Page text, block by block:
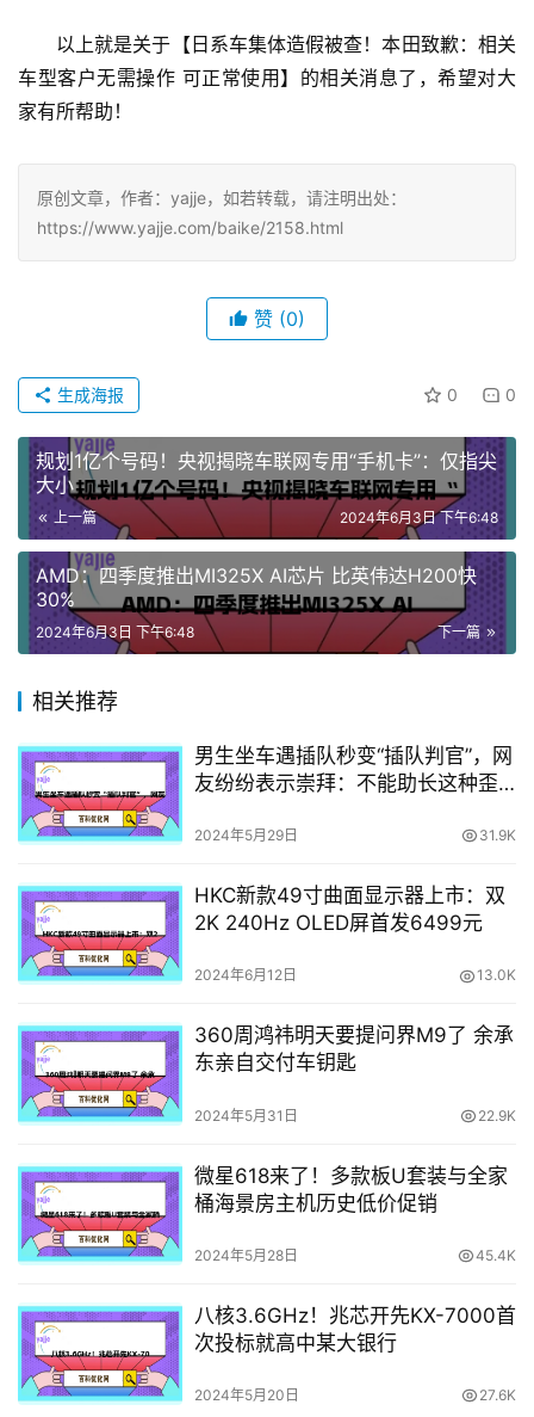
以上就是关于【日系车集体造假被查！本田致歉：相关
车型客户无需操作 可正常使用】的相关消息了，希望对大
家有所帮助！
原创文章，作者：yajje，如若转载，请注明出处：
https://www.yajje.com/baike/2158.html
赞 (0)
0 0
生成海报
规划1亿个号码！央视揭晓车联网专用“手机卡”：仅指尖
大小
上一篇 2024年6月3日 下午6:48
AMD：四季度推出MI325X AI芯片 比英伟达H200快
30%
下一篇
2024年6月3日 下午6:48
相关推荐
男生坐车遇插队秒变“插队判官”，网
友纷纷表示崇拜：不能助长这种歪
2024年5月29日 31.9K
HKC新款49寸曲面显示器上市：双
2K 240Hz OLED屏首发6499元
2024年6月12日 13.0K
360周鸿祎明天要提问界M9了 余承
东亲自交付车钥匙
2024年5月31日 22.9K
微星618来了！多款板U套装与全家
桶海景房主机历史低价促销
2024年5月28日 45.4K
八核3.6GHz！兆芯开先KX-7000首
次投标就高中某大银行
2024年5月20日 27.6K